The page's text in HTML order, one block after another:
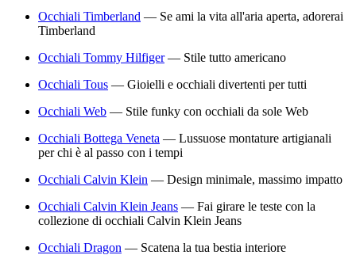
Occhiali Timberland — Se ami la vita all'aria aperta, adorerai
Timberland
Occhiali Tommy Hilfiger— Stile tutto americano
Occhiali Tous — Gioielli e occhiali divertenti per tutti
Occhiali Web — Stile funky con occhiali da sole Web
Occhiali Bottega Veneta — Lussuose montature artigianali
per chi è al passo con i tempi
Occhiali Calvin Klein — Design minimale, massimo impatto
Occhiali Calvin Klein Jeans — Fai girare le teste con la
collezione di occhiali Calvin Klein Jeans
Occhiali Dragon — Scatena la tua bestia interiore